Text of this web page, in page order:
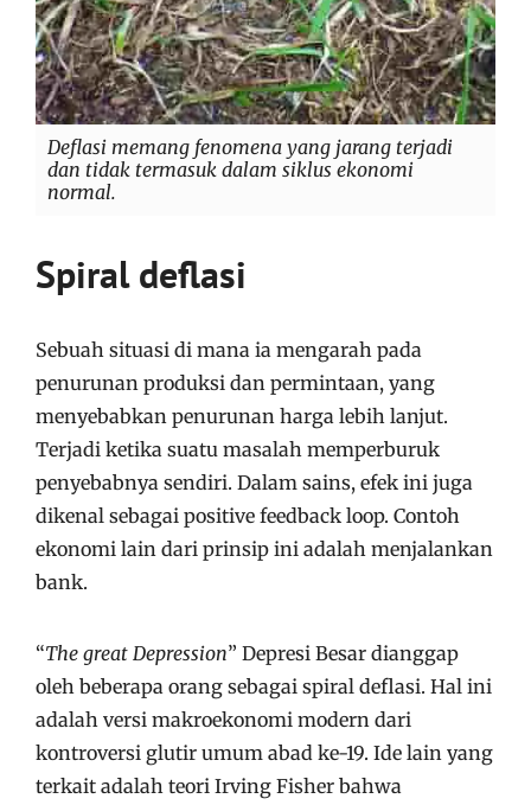
Deflasi memang fenomena yang jarang terjadi
dan tidak termasuk dalam siklus ekonomi
normal.
Spiral deflasi
Sebuah situasi di mana ia mengarah pada
penurunan produksi dan permintaan, yang
menyebabkan penurunan harga lebih lanjut.
Terjadi ketika suatu masalah memperburuk
penyebabnya sendiri. Dalam sains, efek ini juga
dikenal sebagai positive feedback loop. Contoh
ekonomi lain dari prinsip ini adalah menjalankan
bank.
“The great Depression” Depresi Besar dianggap
oleh beberapa orang sebagai spiral deflasi. Hal ini
adalah versi makroekonomi modern dari
kontroversi glutir umum abad ke-19. Ide lain yang
terkait adalah teori Irving Fisher bahwa